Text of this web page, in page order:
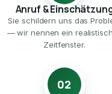
Anruf &
Sie schildern uns das
— wir nennen ein
Zeitfenster.
02